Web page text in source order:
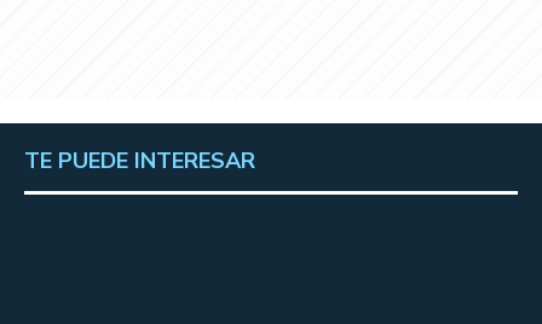
TE PUEDE INTERESAR